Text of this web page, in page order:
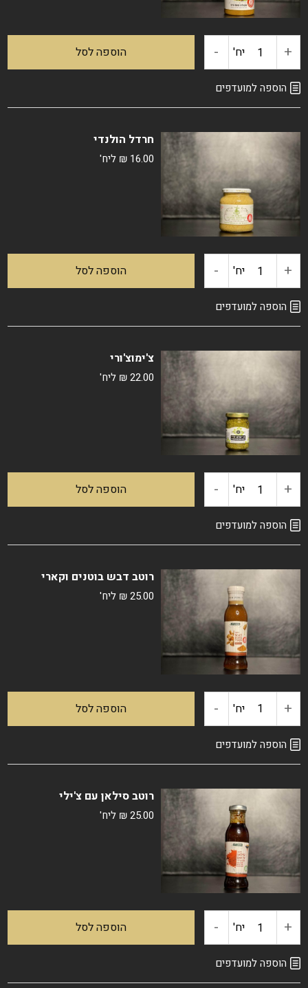
+ כמות
של
יח' - הוספה לסל
הוספה למועדפים
חרדל הולנדי
₪ 16.00 ליח'
+ כמות
של
יח' - הוספה לסל
הוספה למועדפים
צ'ימוצ'ורי
₪22.00 ליח'
+ כמות
של
יח' - הוספה לסל
הוספה למועדפים
רוטב דבש בוטנים וקארי
₪25.00 ליח'
+ כמות
של
בוטנים
וקארי
יח' - הוספה לסל
הוספה למועדפים
רוטב סילאן עם צ'ילי
₪25.00 ליח'
+ כמות
של
יח' - הוספה לסל
הוספה למועדפים